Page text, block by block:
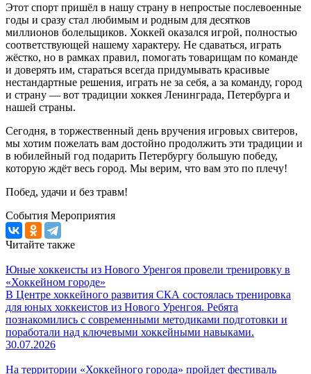
Этот спорт пришёл в нашу страну в непростые послевоенные
годы и сразу стал любимым и родным для десятков
миллионов болельщиков. Хоккей оказался игрой, полностью
соответствующей нашему характеру. Не сдаваться, играть
жёстко, но в рамках правил, помогать товарищам по команде
и доверять им, стараться всегда придумывать красивые
нестандартные решения, играть не за себя, а за команду, город
и страну — вот традиции хоккея Ленинграда, Петербурга и
нашей страны.
Сегодня, в торжественный день вручения игровых свитеров,
мы хотим пожелать вам достойно продолжить эти традиции и
в юбилейный год подарить Петербургу большую победу,
которую ждёт весь город. Мы верим, что вам это по плечу!
Побед, удачи и без травм!
События Мероприятия
Читайте также
Юные хоккеисты из Нового Уренгоя провели тренировку в
«Хоккейном городе»
В Центре хоккейного развития СКА состоялась тренировка
для юных хоккеистов из Нового Уренгоя. Ребята
познакомились с современными методиками подготовки и
поработали над ключевыми хоккейными навыками.
30.07.2026
На территории «Хоккейного города» пройдет фестиваль